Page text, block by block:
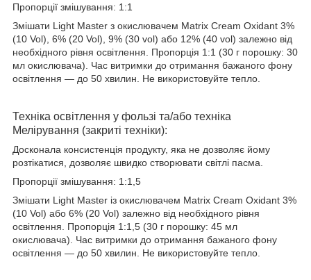
Пропорції змішування: 1:1
Змішати Light Master з окислювачем Matrix Cream Oxidant 3%
(10 Vol), 6% (20 Vol), 9% (30 vol) або 12% (40 vol) залежно від
необхідного рівня освітлення. Пропорція 1:1 (30 г порошку: 30
мл окислювача). Час витримки до отримання бажаного фону
освітлення ― до 50 хвилин. Не використовуйте тепло.
Техніка освітлення у фользі та/або техніка
Мелірування (закриті техніки):
Досконала консистенція продукту, яка не дозволяє йому
розтікатися, дозволяє швидко створювати світлі пасма.
Пропорції змішування: 1:1,5
Змішати Light Master із окислювачем Matrix Cream Oxidant 3%
(10 Vol) або 6% (20 Vol) залежно від необхідного рівня
освітлення. Пропорція 1:1,5 (30 г порошку: 45 мл
окислювача). Час витримки до отримання бажаного фону
освітлення ― до 50 хвилин. Не використовуйте тепло.